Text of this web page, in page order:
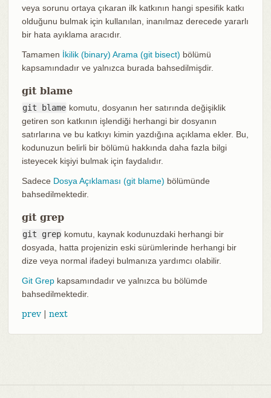
veya sorunu ortaya çıkaran ilk katkının hangi spesifik katkı
olduğunu bulmak için kullanılan, inanılmaz derecede yararlı
bir hata ayıklama aracıdır.
Tamamen İkilik (binary) Arama (git bisect) bölümü
kapsamındadır ve yalnızca burada bahsedilmişdir.
git blame
git blame komutu, dosyanın her satırında değişiklik
getiren son katkının işlendiği herhangi bir dosyanın
satırlarına ve bu katkıyı kimin yazdığına açıklama ekler. Bu,
kodunuzun belirli bir bölümü hakkında daha fazla bilgi
isteyecek kişiyi bulmak için faydalıdır.
Sadece Dosya Açıklaması (git blame) bölümünde
bahsedilmektedir.
git grep
git grep komutu, kaynak kodunuzdaki herhangi bir
dosyada, hatta projenizin eski sürümlerinde herhangi bir
dize veya normal ifadeyi bulmanıza yardımcı olabilir.
Git Grepkapsamındadır ve yalnızca bu bölümde
bahsedilmektedir.
prev| next